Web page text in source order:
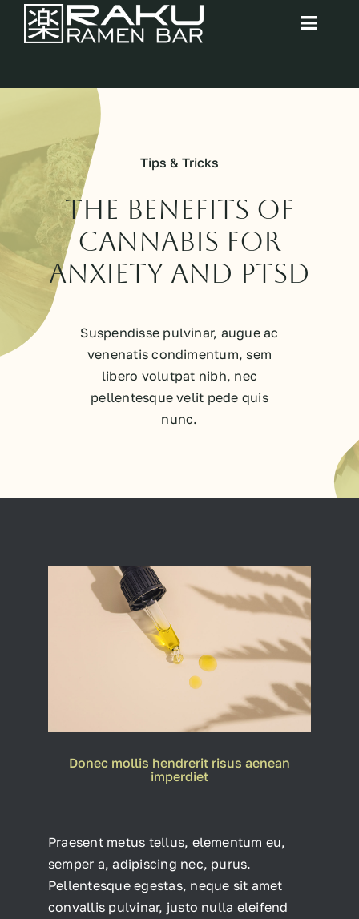
Zum
Inhalt
Galerie
Speisekarte
Kontakt
Tips & Tricks
The benefits of
cannabis for
anxiety and PTSD
Suspendisse pulvinar, augue ac
venenatis condimentum, sem
libero volutpat nibh, nec
pellentesque velit pede quis
nunc.
Donec mollis hendrerit risus aenean
imperdiet
Praesent metus tellus, elementum eu,
semper a, adipiscing nec, purus.
Pellentesque egestas, neque sit amet
convallis pulvinar, justo nulla eleifend